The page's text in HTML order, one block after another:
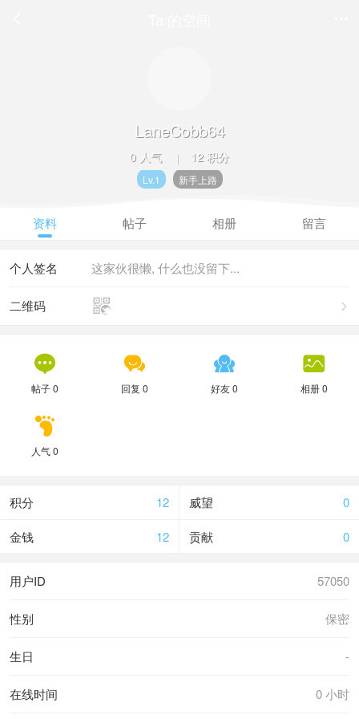
LaneCobb64
0 人气 | 12 积分
Lv.1 新手上路
资料 帖子 相册 留言
这家伙很懒, 什么也没留下...
个人签名


二维码

帖子 0

回复 0

好友 0

相册 0

人气 0
12
积分 0
威望
12
金钱 0
贡献
57050
用户ID
保密
性别
-
生日
0 小时
在线时间